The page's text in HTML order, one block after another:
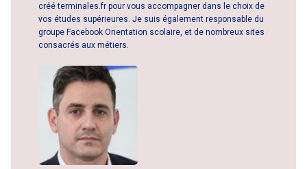
créé terminales.fr pour vous accompagner dans le choix de
vos études supérieures. Je suis également responsable du
groupe Facebook Orientation scolaire, et de nombreux sites
consacrés aux métiers.